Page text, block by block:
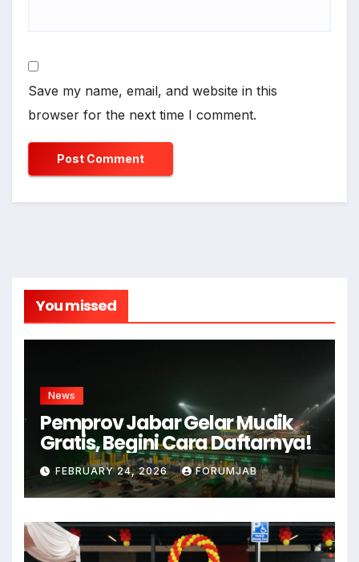
Save my name, email, and website in this
browser for the next time I comment.
You missed
News
Pemprov Jabar Gelar Mudik
Gratis, Begini Cara Daftarnya!
FEBRUARY 24, 2026 FORUMJAB